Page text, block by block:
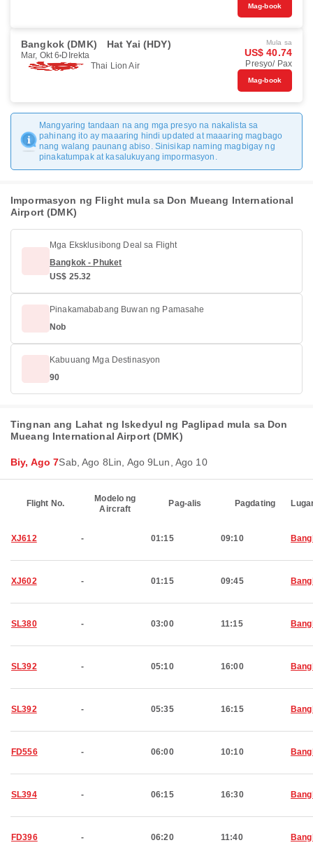
Mag-book
Bangkok (DMK) Hat Yai (HDY)
Mar, Okt 6 DIrekta
Thai Lion Air
Mula sa
US$ 40.74
Presyo/ Pax
Mag-book
Mangyaring tandaan na ang mga presyo na nakalista sa
pahinang ito ay maaaring hindi updated at maaaring magbago
nang walang paunang abiso. Sinisikap naming magbigay ng
pinakatumpak at kasalukuyang impormasyon.
Impormasyon ng Flight mula sa Don Mueang International
Airport (DMK)
Mga Eksklusibong Deal sa Flight
Bangkok - Phuket
US$ 25.32
Pinakamababang Buwan ng Pamasahe
Nob
Kabuuang Mga Destinasyon
90
Tingnan ang Lahat ng Iskedyul ng Paglipad mula sa Don
Mueang International Airport (DMK)
Biy, Ago 7Sab, Ago 8Lin, Ago 9Lun, Ago 10
Flight No.
Modelo ng
Aircraft
Pag-alis Pagdating
XJ612 - 01:15 09:10
XJ602 - 01:15 09:45
SL380 - 03:00 11:15
SL392 - 05:10 16:00
SL392 - 05:35 16:15
FD556 - 06:00 10:10
SL394 - 06:15 16:30
FD396 - 06:20 11:40